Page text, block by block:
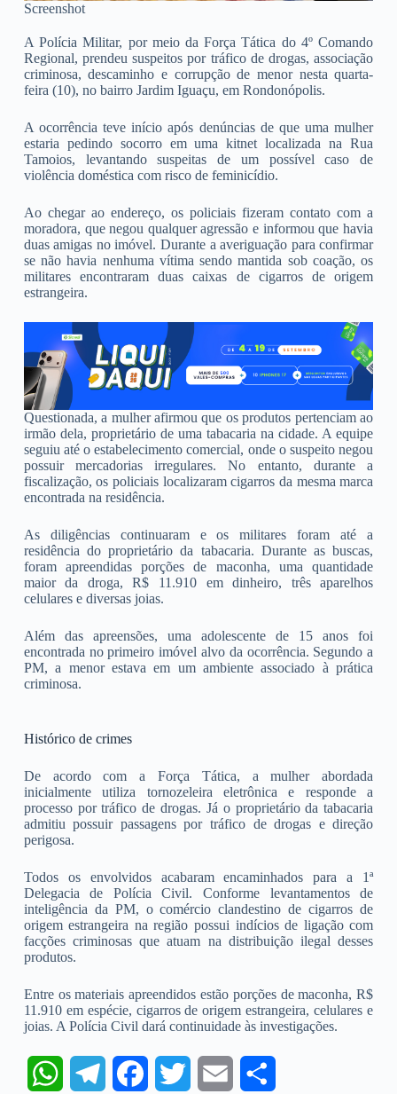
Screenshot
A Polícia Militar, por meio da Força Tática do 4º Comando
Regional, prendeu suspeitos por tráfico de drogas, associação
criminosa, descaminho e corrupção de menor nesta quarta-
feira (10), no bairro Jardim Iguaçu, em Rondonópolis.
A ocorrência teve início após denúncias de que uma mulher
estaria pedindo socorro em uma kitnet localizada na Rua
Tamoios, levantando suspeitas de um possível caso de
violência doméstica com risco de feminicídio.
Ao chegar ao endereço, os policiais fizeram contato com a
moradora, que negou qualquer agressão e informou que havia
duas amigas no imóvel. Durante a averiguação para confirmar
se não havia nenhuma vítima sendo mantida sob coação, os
militares encontraram duas caixas de cigarros de origem
estrangeira.
Questionada, a mulher afirmou que os produtos pertenciam ao
irmão dela, proprietário de uma tabacaria na cidade. A equipe
seguiu até o estabelecimento comercial, onde o suspeito negou
possuir mercadorias irregulares. No entanto, durante a
fiscalização, os policiais localizaram cigarros da mesma marca
encontrada na residência.
As diligências continuaram e os militares foram até a
residência do proprietário da tabacaria. Durante as buscas,
foram apreendidas porções de maconha, uma quantidade
maior da droga, R$ 11.910 em dinheiro, três aparelhos
celulares e diversas joias.
Além das apreensões, uma adolescente de 15 anos foi
encontrada no primeiro imóvel alvo da ocorrência. Segundo a
PM, a menor estava em um ambiente associado à prática
criminosa.
Histórico de crimes
De acordo com a Força Tática, a mulher abordada
inicialmente utiliza tornozeleira eletrônica e responde a
processo por tráfico de drogas. Já o proprietário da tabacaria
admitiu possuir passagens por tráfico de drogas e direção
perigosa.
Todos os envolvidos acabaram encaminhados para a 1ª
Delegacia de Polícia Civil. Conforme levantamentos de
inteligência da PM, o comércio clandestino de cigarros de
origem estrangeira na região possui indícios de ligação com
facções criminosas que atuam na distribuição ilegal desses
produtos.
Entre os materiais apreendidos estão porções de maconha, R$
11.910 em espécie, cigarros de origem estrangeira, celulares e
joias. A Polícia Civil dará continuidade às investigações.
W